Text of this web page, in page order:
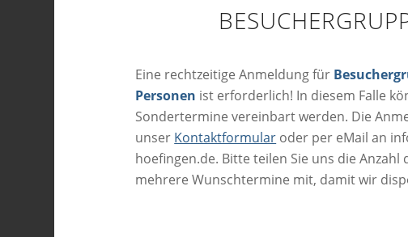
Eine rechtzeitige Anmeldung für
Personen ist erforderlich! In diesem Falle
Sondertermine vereinbart werden. Die
unser Kontaktformular oder per eMail an
hoefingen.de. Bitte teilen Sie uns die Anzahl
mehrere Wunschtermine mit, damit wir